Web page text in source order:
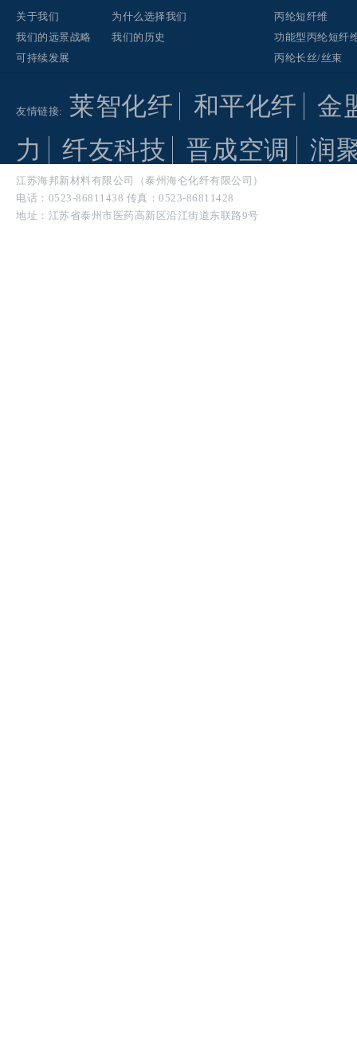
关于我们
为什么选择我们
我们的远景战略
我们的历史
可持续发展
丙纶短纤维
功能型丙纶短纤
丙纶长丝/丝束
友情链接: 莱智化纤 和平化纤
金
力
纤友科技 晋成空调 润
江苏海邦新材料有限公司（泰州海仑化纤有限公司）
电话：0523-86811438 传真：0523-86811428
地址：江苏省泰州市医药高新区沿江街道东联路9号